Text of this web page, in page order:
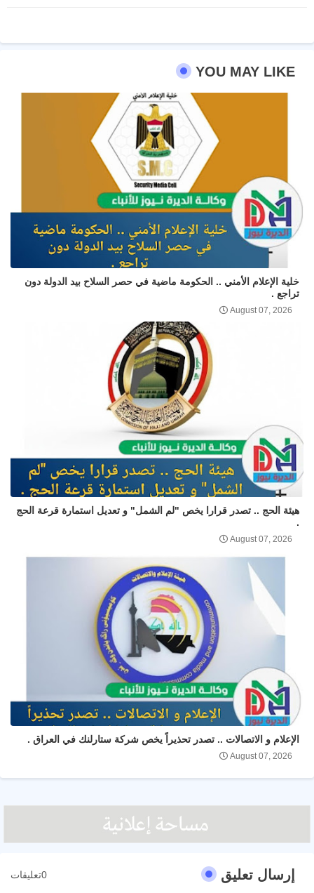
YOU MAY LIKE
خلية الإعلام الأمني .. الحكومة ماضية في حصر السلاح بيد الدولة دون
تراجع .
August 07, 2026
هيئة الحج .. تصدر قرارا يخص "لم الشمل" و تعديل استمارة قرعة الحج
.
August 07, 2026
الإعلام و الاتصالات .. تصدر تحذيراً يخص شركة ستارلنك في العراق .
August 07, 2026
إرسال تعليق 0تعليقات